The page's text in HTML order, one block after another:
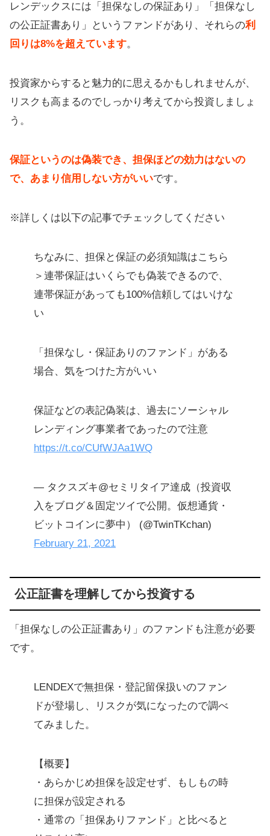
レンデックスには「担保なしの保証あり」「担保なし
の公正証書あり」というファンドがあり、それらの利
回りは8%を超えています。
投資家からすると魅力的に思えるかもしれませんが、
リスクも高まるのでしっかり考えてから投資しましょ
う。
保証というのは偽装でき、担保ほどの効力はないの
で、あまり信用しない方がいいです。
※詳しくは以下の記事でチェックしてください
ちなみに、担保と保証の必須知識はこちら
＞連帯保証はいくらでも偽装できるので、
連帯保証があっても100%信頼してはいけな
い
「担保なし・保証ありのファンド」がある
場合、気をつけた方がいい
保証などの表記偽装は、過去にソーシャル
レンディング事業者であったので注意
https://t.co/CUfWJAa1WQ
— タクスズキ@セミリタイア達成（投資収
入をブログ＆固定ツイで公開。仮想通貨・
ビットコインに夢中） (@TwinTKchan)
February 21, 2021
公正証書を理解してから投資する
「担保なしの公正証書あり」のファンドも注意が必要
です。
LENDEXで無担保・登記留保扱いのファン
ドが登場し、リスクが気になったので調べ
てみました。
【概要】
・あらかじめ担保を設定せず、もしもの時
に担保が設定される
・通常の「担保ありファンド」と比べると